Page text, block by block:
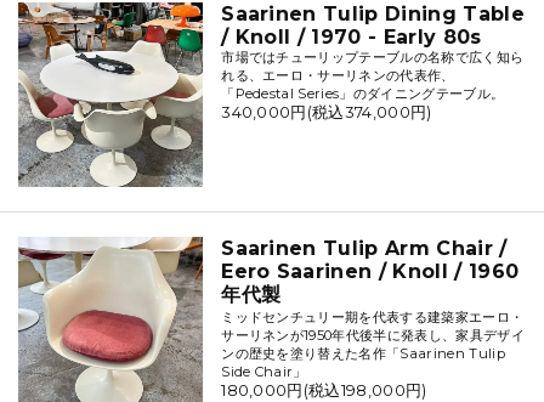
Saarinen Tulip Dining Table
/ Knoll / 1970 - Early 80s
市場ではチューリップテーブルの名称で広く知ら
れる、エーロ・サーリネンの代表作、
「Pedestal Series」のダイニングテーブル。
340,000円(税込374,000円)
Saarinen Tulip Arm Chair /
Eero Saarinen / Knoll / 1960
年代製
ミッドセンチュリー期を代表する建築家エーロ・
サーリネンが1950年代後半に発表し、家具デザイ
ンの歴史を塗り替えた名作「Saarinen Tulip
Side Chair」
180,000円(税込198,000円)